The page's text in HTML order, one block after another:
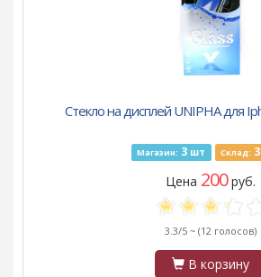
Стекло на дисплей UNIPHA для
Магазин: 3 шт Склад:
Цена 200руб.
3.3/5 ~ (12 голосов)
В корзину